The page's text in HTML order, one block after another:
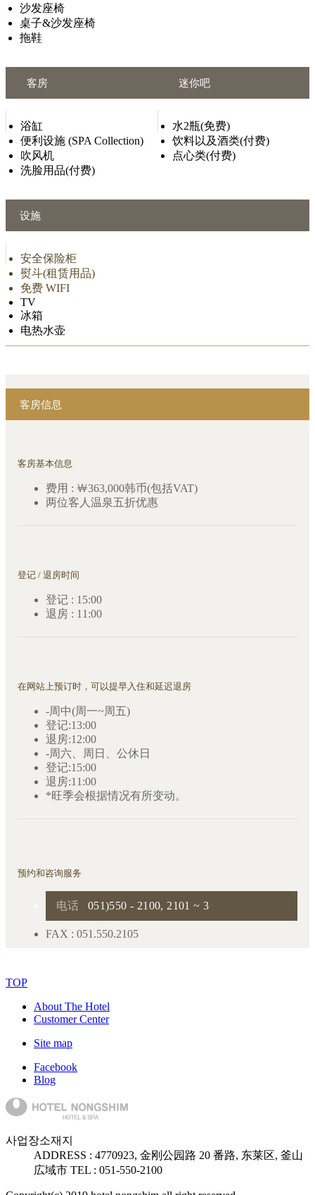
沙发座椅
桌子&沙发座椅
拖鞋
客房
浴缸
便利设施 (SPA Collection)
吹风机
洗脸用品(付费)
迷你吧
水2瓶(免费)
饮料以及酒类(付费)
点心类(付费)
设施
安全保险柜
熨斗(租赁用品)
免费 WIFI
TV
冰箱
电热水壶
客房信息
客房基本信息
费用 : ￦363,000韩币(包括VAT)
两位客人温泉五折优惠
登记 / 退房时间
登记 : 15:00
退房 : 11:00
在网站上预订时，可以提早入住和延迟退房
-周中(周一~周五)
登记:13:00
退房:12:00
-周六、周日、公休日
登记:15:00
退房:11:00
*旺季会根据情况有所变动。
预约和咨询服务
电话 051)550 - 2100, 2101 ~ 3
FAX : 051.550.2105
TOP
About The Hotel
Customer Center
Site map
Facebook
Blog
사업장소재지
ADDRESS : 4770923, 金刚公园路 20 番路, 东莱区, 釜山
広域市 TEL : 051-550-2100